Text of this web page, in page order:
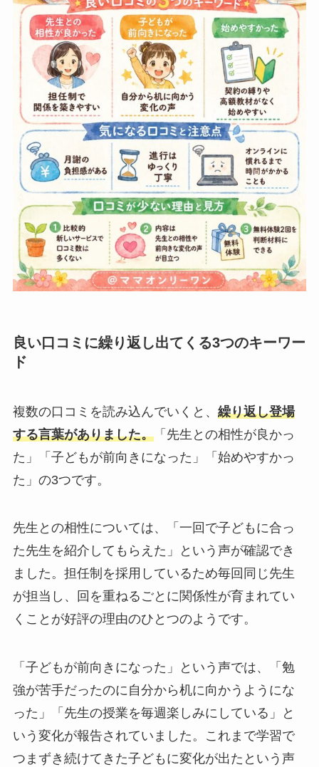
良い口コミに繰り返し出てくる3つのキーワー
ド
複数の口コミを読み込んでいくと、 繰り返し登場
する言葉がありました。「先生との相性が良かっ
た」「子どもが前向きになった」「始めやすかっ
た」の3つです。
先生との相性については、「一回で子どもに合っ
た先生を紹介してもらえた」という声が確認でき
ました。担任制を採用しているため毎回同じ先生
が担当し、回を重ねるごとに関係性が育まれてい
くことが好評の理由のひとつのようです。
「子どもが前向きになった」という声では、「勉
強が苦手だったのに自分から机に向かうようにな
った」「先生の授業を毎週楽しみにしている」と
いう変化が報告されていました。これまで学習で
つまずき続けてきた子どもに変化が出たという声